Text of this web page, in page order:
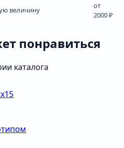
величину
от
2000 ₽
понравиться
каталога